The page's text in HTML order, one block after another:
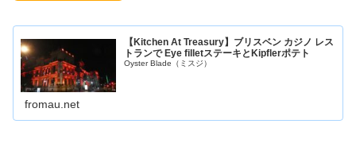
【Kitchen At Treasury】ブリスベン カジノ レス
トランで Eye filletステーキとKipflerポテト
Oyster Blade（ミスジ）
fromau.net